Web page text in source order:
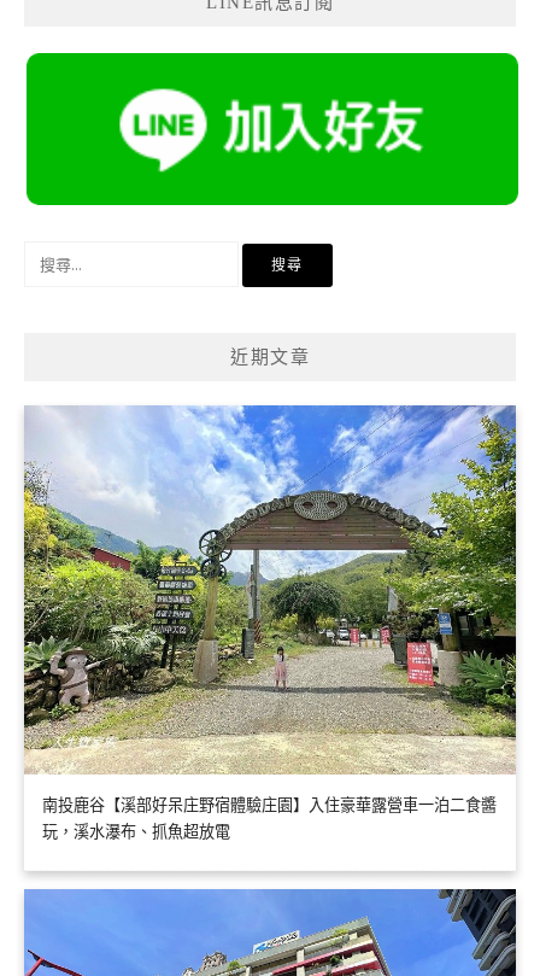
近期文章
南投鹿谷【溪部好呆庄野宿體驗庄園】入住豪華露營車一泊二食醬
玩，溪水瀑布、抓魚超放電